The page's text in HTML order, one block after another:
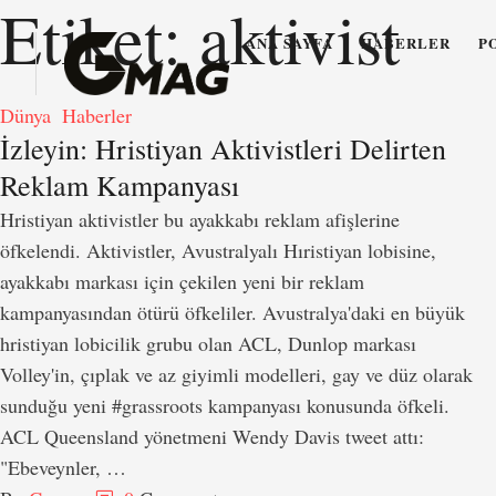
ANA SAYFA HABERLER
Etiket:aktivist
Dünya Haberler
İzleyin: Hristiyan Aktivistleri Delirten
Reklam Kampanyası
Hristiyan aktivistler bu ayakkabı reklam afişlerine
öfkelendi. Aktivistler, Avustralyalı Hıristiyan lobisine,
ayakkabı markası için çekilen yeni bir reklam
kampanyasından ötürü öfkeliler. Avustralya'daki en büyük
hristiyan lobicilik grubu olan ACL, Dunlop markası
Volley'in, çıplak ve az giyimli modelleri, gay ve düz olarak
sunduğu yeni #grassroots kampanyası konusunda öfkeli.
ACL Queensland yönetmeni Wendy Davis tweet attı:
"Ebeveynler, …